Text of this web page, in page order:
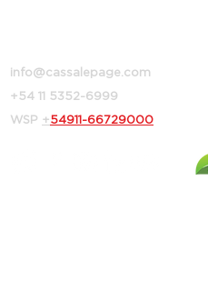
info@cassalepage.com
+54 11 5352-6999
WSP +54911-66729000